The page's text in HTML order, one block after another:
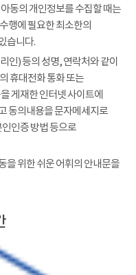
동의 개인정보를 수집할 때는
행에 필요한 최소한의
습니다.
인) 등의 성명, 연락처와 같이
휴대전화 통화 또는
게재한 인터넷 사이트에
동의내용을 문자메세지로
인증 방법 등으로
을 위한 쉬운 어휘의 안내문을